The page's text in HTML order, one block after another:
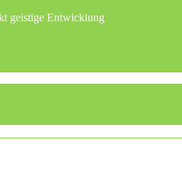
geistige Entwicklung